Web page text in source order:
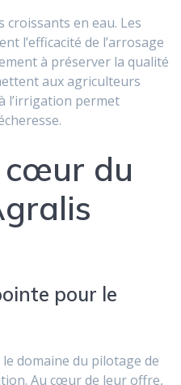
en eau. Les
l’efficacité de l’arrosage
à préserver la qualité
aux agriculteurs
l’irrigation permet
cœur du
pour le
le domaine du pilotage de
Au cœur de leur offre,